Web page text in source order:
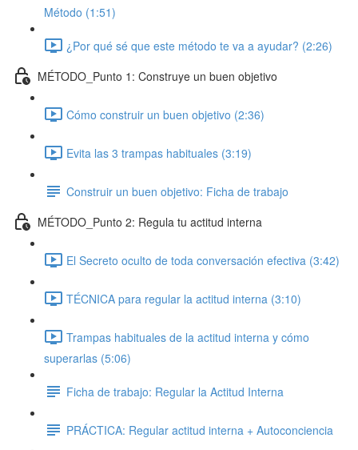
Método (1:51)
¿Por qué sé que este método te va a ayudar? (2:26)
MÉTODO_Punto 1: Construye un buen objetivo
Cómo construir un buen objetivo (2:36)
Evita las 3 trampas habituales (3:19)
Construir un buen objetivo: Ficha de trabajo
MÉTODO_Punto 2: Regula tu actitud interna
El Secreto oculto de toda conversación efectiva (3:42)
TÉCNICA para regular la actitud interna (3:10)
Trampas habituales de la actitud interna y cómo
superarlas (5:06)
Ficha de trabajo: Regular la Actitud Interna
PRÁCTICA: Regular actitud interna + Autoconciencia